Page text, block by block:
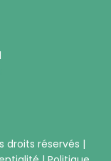
droits réservés |